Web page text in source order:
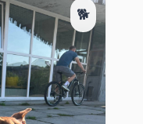
🐕